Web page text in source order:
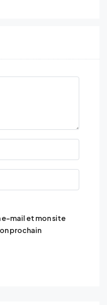
e-mail et mon site
prochain